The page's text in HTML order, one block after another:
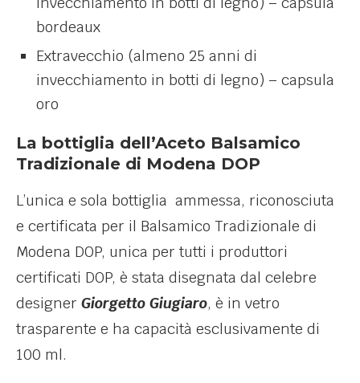
bordeaux
Extravecchio (almeno 25 anni di
invecchiamento in botti di legno) – capsula
oro
La bottiglia dell’Aceto Balsamico
Tradizionale di Modena DOP
L’unica e sola bottiglia ammessa, riconosciuta
e certificata per il Balsamico Tradizionale di
Modena DOP, unica per tutti i produttori
certificati DOP, è stata disegnata dal celebre
designer Giorgetto Giugiaro, è in vetro
trasparente e ha capacità esclusivamente di
100 ml.